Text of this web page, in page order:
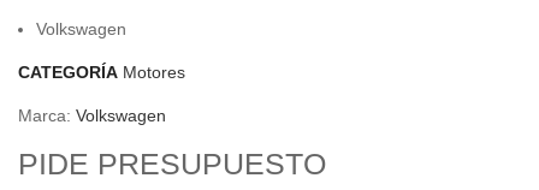
Volkswagen
CATEGORÍA Motores
Marca: Volkswagen
PIDE PRESUPUESTO